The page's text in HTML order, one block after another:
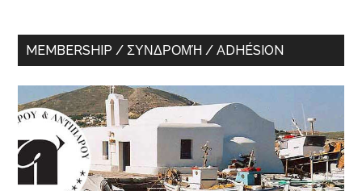
MEMBERSHIP / ΣΥΝΔΡΟΜΉ / ADHÉSION